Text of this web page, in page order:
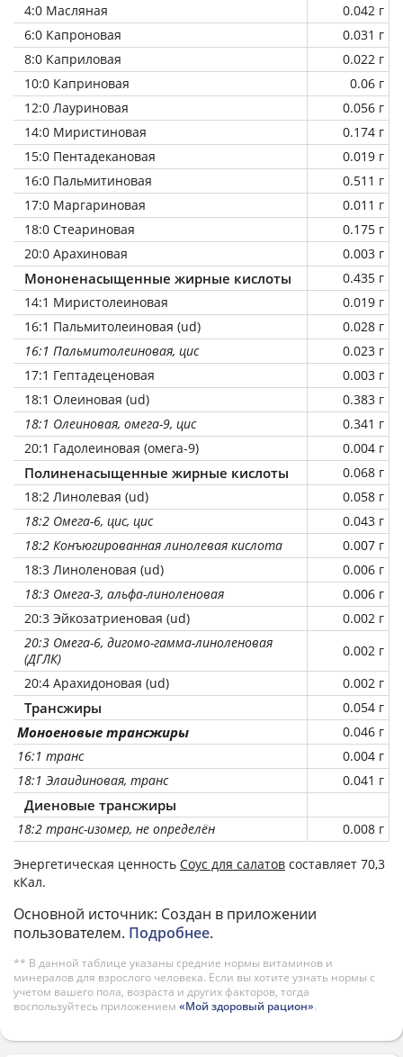
4:0 Масляная
0.042 г
6:0 Капроновая
0.031 г
8:0 Каприловая
0.022 г
10:0 Каприновая
0.06 г
12:0 Лауриновая
0.056 г
14:0 Миристиновая
0.174 г
15:0 Пентадекановая
0.019 г
16:0 Пальмитиновая
0.511 г
17:0 Маргариновая
0.011 г
18:0 Стеариновая
0.175 г
20:0 Арахиновая
0.003 г
Мононенасыщенные жирные кислоты
0.435 г
14:1 Миристолеиновая
0.019 г
16:1 Пальмитолеиновая (ud)
0.028 г
16:1 Пальмитолеиновая, цис
0.023 г
17:1 Гептадеценовая
0.003 г
18:1 Олеиновая (ud)
0.383 г
18:1 Олеиновая, омега-9, цис
0.341 г
20:1 Гадолеиновая (омега-9)
0.004 г
Полиненасыщенные жирные кислоты
0.068 г
18:2 Линолевая (ud)
0.058 г
18:2 Омега-6, цис, цис
0.043 г
18:2 Конъюгированная линолевая кислота
0.007 г
18:3 Линоленовая (ud)
0.006 г
18:3 Омега-3, альфа-линоленовая
0.006 г
20:3 Эйкозатриеновая (ud)
0.002 г
20:3 Омега-6, дигомо-гамма-линоленовая
(ДГЛК)
0.002 г
20:4 Арахидоновая (ud)
0.002 г
Трансжиры 0.054 г
Моноеновые трансжиры
0.046 г
16:1 транс
0.004 г
18:1 Элаидиновая, транс
0.041 г
Диеновые трансжиры
18:2 транс-изомер, не определён 0.008 г
Энергетическая ценность Соус для салатов составляет 70,3
кКал.
Основной источник: Создан в приложении
пользователем. Подробнее.
** В данной таблице указаны средние нормы витаминов и
минералов для взрослого человека. Если вы хотите узнать нормы с
учетом вашего пола, возраста и других факторов, тогда
воспользуйтесь приложением «Мой здоровый рацион».